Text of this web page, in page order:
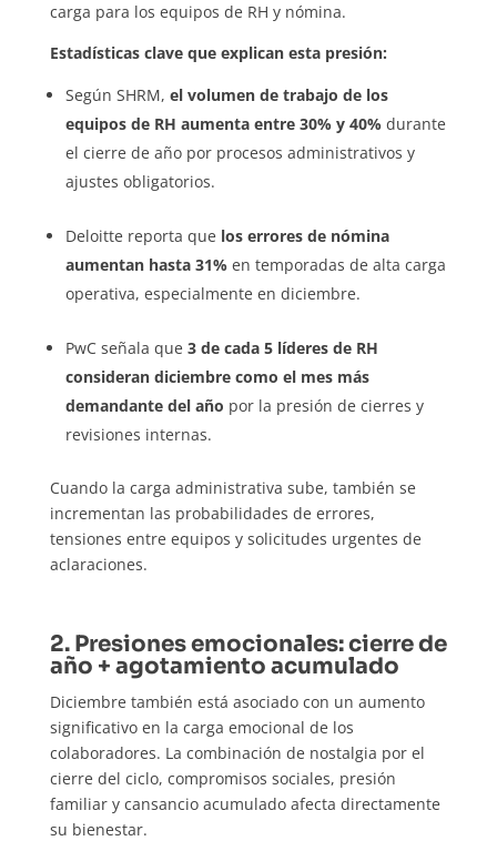
carga para los equipos de RH y nómina.
Estadísticas clave que explican esta presión:
Según SHRM, el volumen de trabajo de los
equipos de RH aumenta entre 30% y 40%durante
el cierre de año por procesos administrativos y
ajustes obligatorios.
Deloitte reporta que los errores de nómina
aumentan hasta 31%en temporadas de alta carga
operativa, especialmente en diciembre.
PwC señala que 3 de cada 5 líderes de RH
consideran diciembre como el mes más
demandante del año por la presión de cierres y
revisiones internas.
Cuando la carga administrativa sube, también se
incrementan las probabilidades de errores,
tensiones entre equipos y solicitudes urgentes de
aclaraciones.
2. Presiones emocionales: cierre de
año + agotamiento acumulado
Diciembre también está asociado con un aumento
significativo en la carga emocional de los
colaboradores. La combinación de nostalgia por el
cierre del ciclo, compromisos sociales, presión
familiar y cansancio acumulado afecta directamente
su bienestar.